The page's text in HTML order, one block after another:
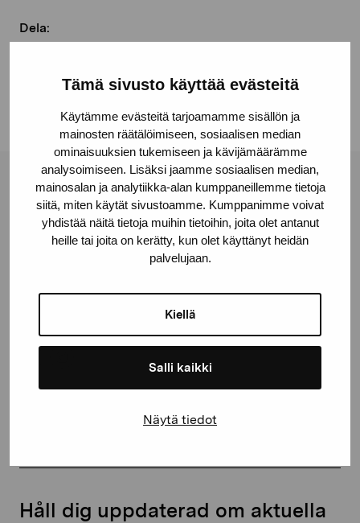
Tämä sivusto käyttää evästeitä
Käytämme evästeitä tarjoamamme sisällön ja
mainosten räätälöimiseen, sosiaalisen median
ominaisuuksien tukemiseen ja kävijämäärämme
analysoimiseen. Lisäksi jaamme sosiaalisen median,
mainosalan ja analytiikka-alan kumppaneillemme tietoja
siitä, miten käytät sivustoamme. Kumppanimme voivat
yhdistää näitä tietoja muihin tietoihin, joita olet antanut
heille tai joita on kerätty, kun olet käyttänyt heidän
palvelujaan.
Kiellä
Salli kaikki
Näytä tiedot
Dela:
Linkedin
Stiftelsen Pro Artibus
Gustav Wasas gata 11
Håll dig uppdaterad om aktuella